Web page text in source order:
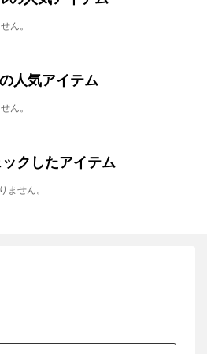
ん。
人気アイテム
ん。
クしたアイテム
ません。